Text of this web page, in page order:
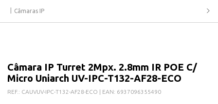
Câmaras IP
Câmara IP Turret 2Mpx. 2.8mm IR POE C/
Micro Uniarch UV-IPC-T132-AF28-ECO
REF.: CAUVUV-IPC-T132-AF28-ECO | EAN: 6937096355490